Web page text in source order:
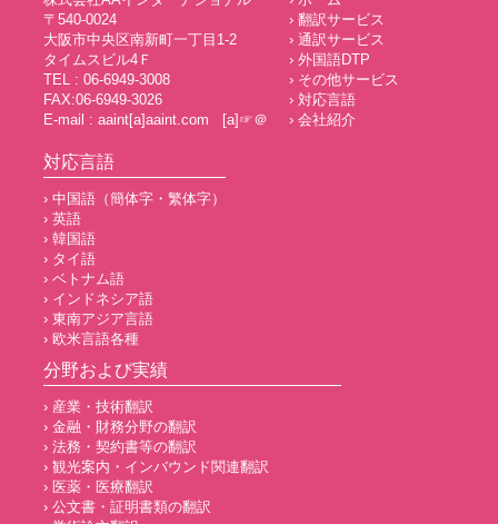
〒540-0024
大阪市中央区南新町一丁目1-2
タイムスビル4Ｆ
TEL : 06-6949-3008
FAX:06-6949-3026
E-mail : aaint[a]aaint.com [a]☞＠
› 翻訳サービス
› 通訳サービス
› 外国語DTP
› その他サービス
› 対応言語
› 会社紹介
対応言語
› 中国語（簡体字・繁体字）
› 英語
› 韓国語
› タイ語
› ベトナム語
› インドネシア語
› 東南アジア言語
› 欧米言語各種
分野および実績
› 産業・技術翻訳
› 金融・財務分野の翻訳
› 法務・契約書等の翻訳
› 観光案内・インバウンド関連翻訳
› 医薬・医療翻訳
› 公文書・証明書類の翻訳